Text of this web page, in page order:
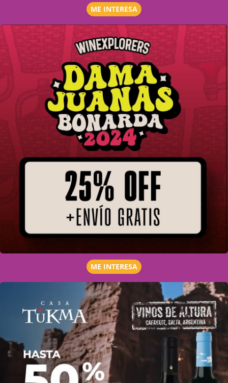
ME INTERESA
ME INTERESA